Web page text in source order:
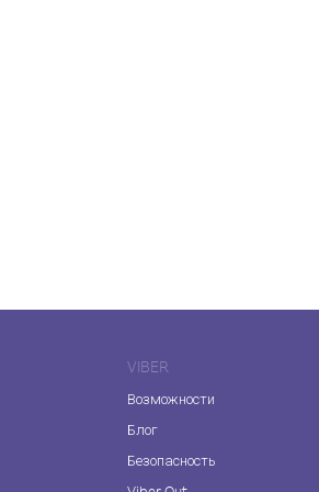
VIBER
Возможности
Блог
Безопасность